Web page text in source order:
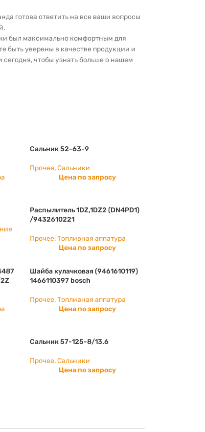
готова ответить на все ваши вопросы
был максимально комфортным для
быть уверены в качестве продукции и
чтобы узнать больше о нашем
Сальник 52-63-9
Прочее, Сальники
Цена по запросу
Распылитель 1DZ,1DZ2 (DN4PD1)
/9432610221
Прочее, Топливная аппатура
Цена по запросу
Шайба кулачковая (9461610119)
1466110397 bosch
Прочее, Топливная аппатура
Цена по запросу
Сальник 57-125-8/13.6
Прочее, Сальники
Цена по запросу